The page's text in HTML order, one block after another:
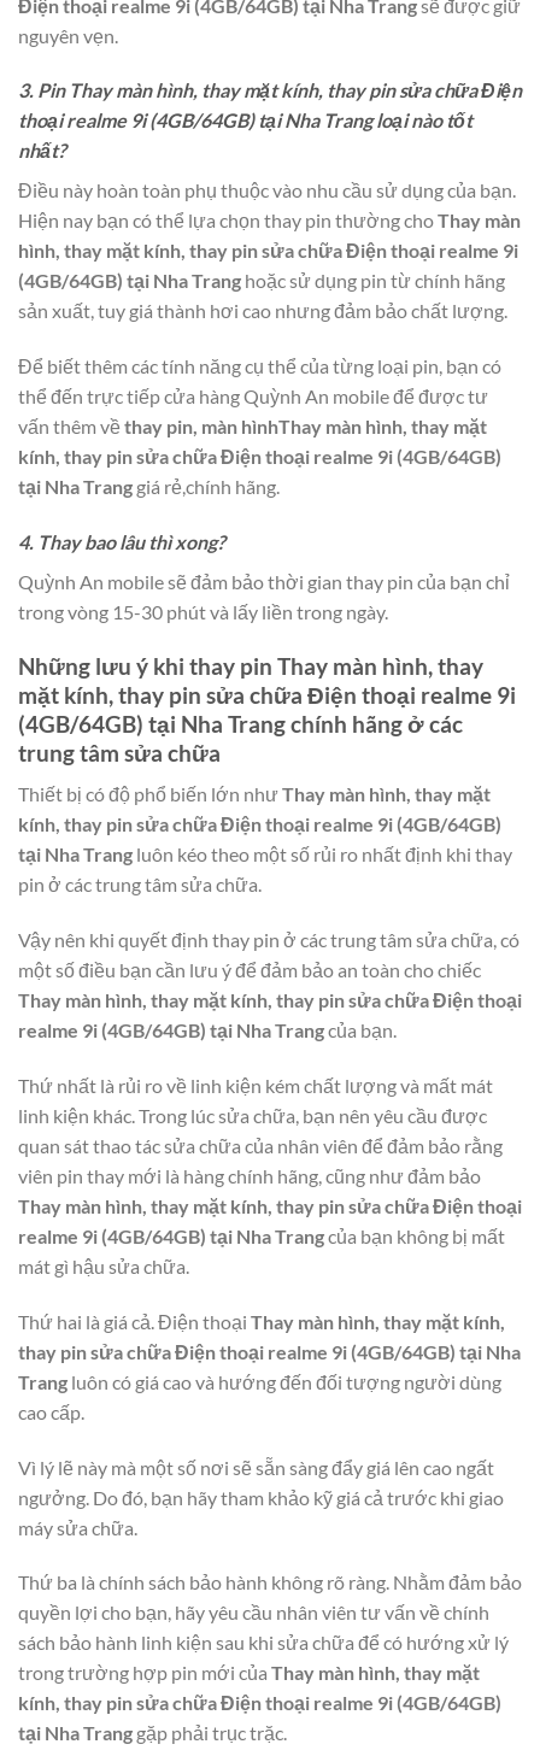
Điện thoại realme 9i (4GB/64GB) tại Nha Trangsẽ được giữ
nguyên vẹn.
3. Pin Thay màn hình, thay mặt kính, thay pin sửa chữa Điện
thoại realme 9i (4GB/64GB) tại Nha Trang loại nào tốt
nhất?
Điều này hoàn toàn phụ thuộc vào nhu cầu sử dụng của bạn.
Hiện nay bạn có thể lựa chọn thay pin thường choThay màn
hình, thay mặt kính, thay pin sửa chữa Điện thoại realme 9i
(4GB/64GB) tại Nha Trang hoặc sử dụng pin từ chính hãng
sản xuất, tuy giá thành hơi cao nhưng đảm bảo chất lượng.
Để biết thêm các tính năng cụ thể của từng loại pin, bạn có
thể đến trực tiếp cửa hàng Quỳnh An mobile để được tư
vấn thêm về thay pin, màn hìnhThay màn hình, thay mặt
kính, thay pin sửa chữa Điện thoại realme 9i (4GB/64GB)
tại Nha Trang giá rẻ,chính hãng.
4. Thay bao lâu thì xong?
Quỳnh An mobile sẽ đảm bảo thời gian thay pin của bạn chỉ
trong vòng 15-30 phút và lấy liền trong ngày.
Những lưu ý khi thay pin Thay màn hình, thay
mặt kính, thay pin sửa chữa Điện thoại realme 9i
(4GB/64GB) tại Nha Trangchính hãng ở các
trung tâm sửa chữa
Thiết bị có độ phổ biến lớn nhưThay màn hình, thay mặt
kính, thay pin sửa chữa Điện thoại realme 9i (4GB/64GB)
tại Nha Trang luôn kéo theo một số rủi ro nhất định khi thay
pin ở các trung tâm sửa chữa.
Vậy nên khi quyết định thay pin ở các trung tâm sửa chữa, có
một số điều bạn cần lưu ý để đảm bảo an toàn cho chiếc
Thay màn hình, thay mặt kính, thay pin sửa chữa Điện thoại
realme 9i (4GB/64GB) tại Nha Trangcủa bạn.
Thứ nhất là rủi ro về linh kiện kém chất lượng và mất mát
linh kiện khác. Trong lúc sửa chữa, bạn nên yêu cầu được
quan sát thao tác sửa chữa của nhân viên để đảm bảo rằng
viên pin thay mới là hàng chính hãng, cũng như đảm bảo
Thay màn hình, thay mặt kính, thay pin sửa chữa Điện thoại
realme 9i (4GB/64GB) tại Nha Trangcủa bạn không bị mất
mát gì hậu sửa chữa.
Thứ hai là giá cả. Điện thoại Thay màn hình, thay mặt kính,
thay pin sửa chữa Điện thoại realme 9i (4GB/64GB) tại Nha
Trang luôn có giá cao và hướng đến đối tượng người dùng
cao cấp.
Vì lý lẽ này mà một số nơi sẽ sẵn sàng đẩy giá lên cao ngất
ngưởng. Do đó, bạn hãy tham khảo kỹ giá cả trước khi giao
máy sửa chữa.
Thứ ba là chính sách bảo hành không rõ ràng. Nhằm đảm bảo
quyền lợi cho bạn, hãy yêu cầu nhân viên tư vấn về chính
sách bảo hành linh kiện sau khi sửa chữa để có hướng xử lý
trong trường hợp pin mới của Thay màn hình, thay mặt
kính, thay pin sửa chữa Điện thoại realme 9i (4GB/64GB)
tại Nha Trang gặp phải trục trặc.